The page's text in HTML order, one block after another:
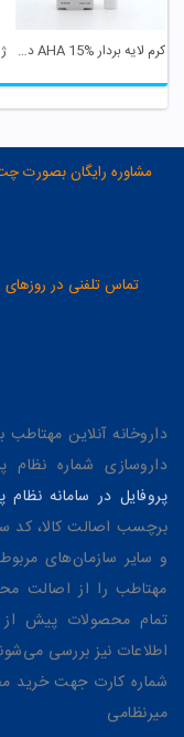
کرم لایه بردار AHA 15% درماتیپیک
داروخانه آنلاین
داروسازی شماره نظام پزشکی: د-
پروفایل در سامانه نظام
برچسب اصالت کالا، کد
و سایر سازمان‌های
مهتاطب را از اصالت
تمام محصولات پیش
اطلاعات نیز بررسی
میرنظامی